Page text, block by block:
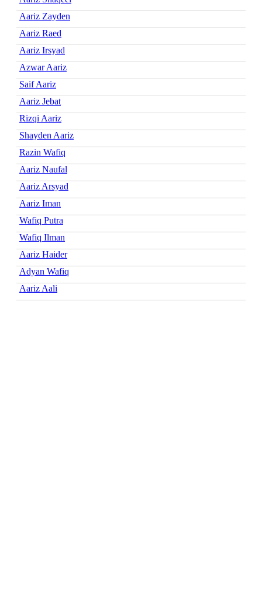
Aariz Zayden
Aariz Raed
Aariz Irsyad
Azwar Aariz
Saif Aariz
Aariz Jebat
Rizqi Aariz
Shayden Aariz
Razin Wafiq
Aariz Naufal
Aariz Arsyad
Aariz Iman
Wafiq Putra
Wafiq Ilman
Aariz Haider
Adyan Wafiq
Aariz Aali